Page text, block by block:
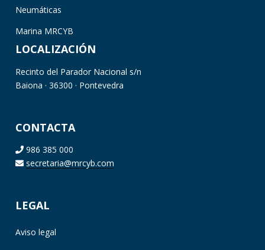
Neumáticas
Marina MRCYB
LOCALIZACIÓN
Recinto del Parador Nacional s/n
Baiona · 36300 · Pontevedra
CONTACTA
986 385 000
secretaria@mrcyb.com
LEGAL
Aviso legal